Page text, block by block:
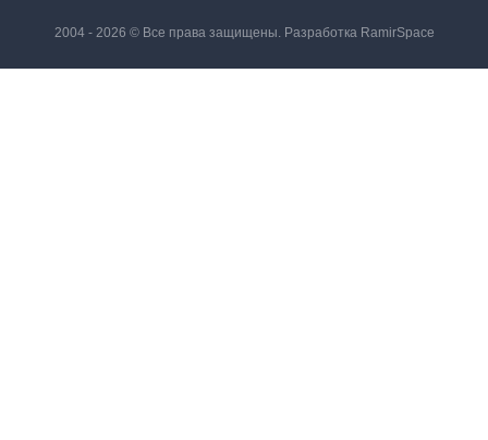
2004 - 2026 © Все права защищены. Разработка RamirSpace